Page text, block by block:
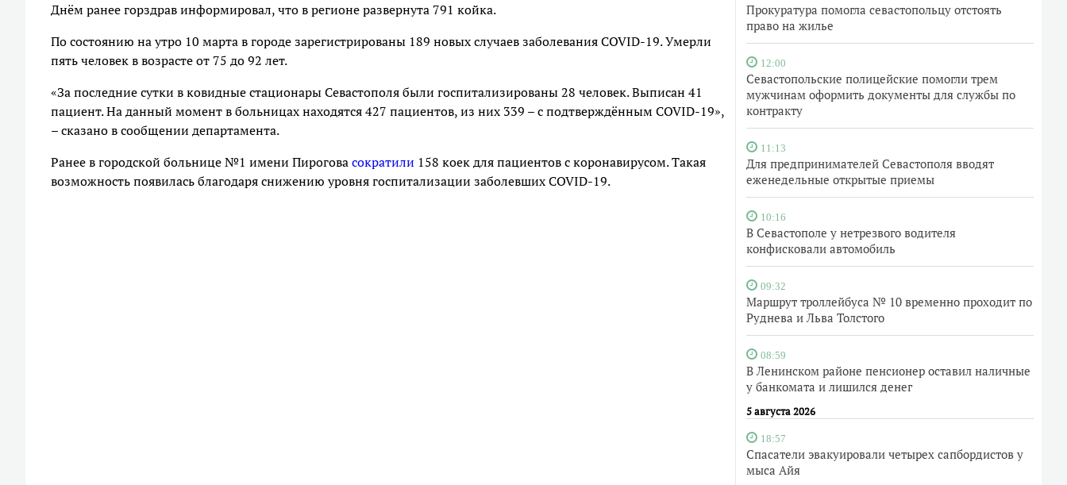
Прокуратура помогла севастопольцу отстоять
право на жилье
12:00
Севастопольские полицейские помогли трем
мужчинам оформить документы для службы по
контракту
11:13
Для предпринимателей Севастополя вводят
еженедельные открытые приемы
10:16
В Севастополе у нетрезвого водителя
конфисковали автомобиль
09:32
Маршрут троллейбуса № 10 временно проходит по
Руднева и Льва Толстого
08:59
В Ленинском районе пенсионер оставил наличные
у банкомата и лишился денег
5 августа 2026
18:57
Спасатели эвакуировали четырех сапбордистов у
мыса Айя
Днём ранее горздрав информировал, что в регионе развернута 791 койка.
По состоянию на утро 10 марта в городе зарегистрированы 189 новых случаев заболевания COVID-19. Умерли
пять человек в возрасте от 75 до 92 лет.
«За последние сутки в ковидные стационары Севастополя были госпитализированы 28 человек. Выписан 41
пациент. На данный момент в больницах находятся 427 пациентов, из них 339 – с подтверждённым COVID-19»,
– сказано в сообщении департамента.
Ранее в городской больнице №1 имени Пироговасократили 158 коек для пациентов с коронавирусом. Такая
возможность появилась благодаря снижению уровня госпитализации заболевших COVID-19.